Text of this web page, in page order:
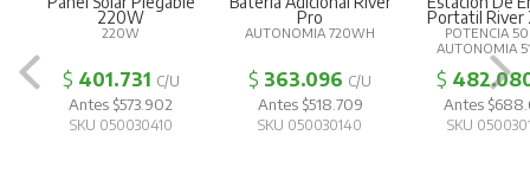
220W
220W
$ 401.731 C/U
Antes $573.902
SKU 050030410
Pro
AUTONOMIA 720WH
$ 363.096 C/U
Antes $518.709
SKU 050030140
Portatil River
POTENCIA
AUTONOMIA
$
Antes
SKU